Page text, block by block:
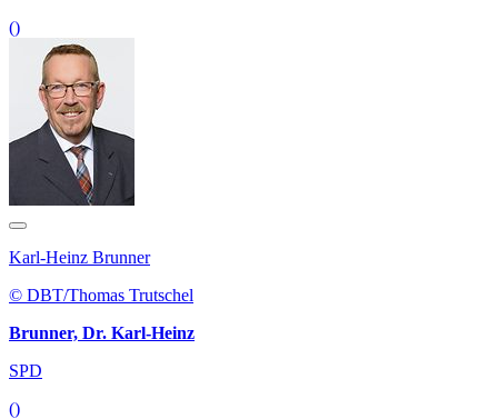
()
Karl-Heinz Brunner
© DBT/Thomas Trutschel
Brunner, Dr. Karl-Heinz
SPD
()